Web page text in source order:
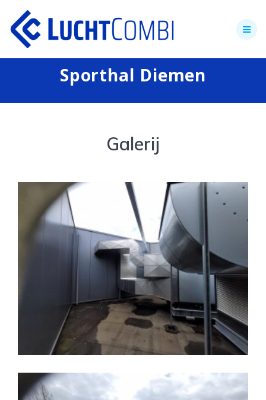
to
content
Sporthal Diemen
Galerij